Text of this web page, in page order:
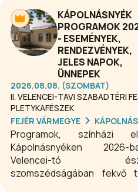
évfordulójára szervezett
játszódik, ahol az
rejtélyesen eltűnnek, a
elmarad, és lövések
emeleti szobából. A
vendégek
próbálják kezelni a különös
miközben egyre több
pletyka bonyolítja az estét.
humorral és váratlan
garantál szórakoztató
élményt a közönség
KÁPOLNÁSNYÉK
PROGRAMOK
- ESEMÉNYEK,
RENDEZVÉNYEK,
JELES NAPOK,
ÜNNEPEK
2026.08.08. (SZOMBAT)
II. VELENCEI-TAVI SZABADTÉRI
PLETYKAFÉSZEK
FEJÉR VÁRMEGYE
Programok, színházi
Kápolnásnyéken
Velencei-tó
szomszédságában fekvő